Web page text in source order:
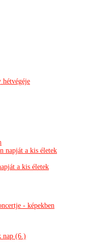
hétvégéje
a kis életek
- képekben
nap (6.)